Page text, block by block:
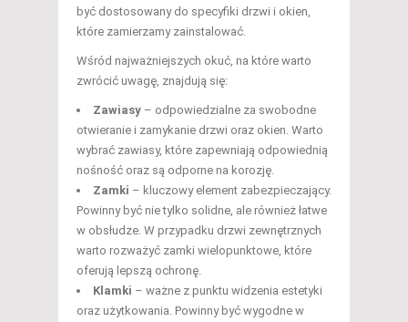
być dostosowany do specyfiki drzwi i okien,
które zamierzamy zainstalować.
Wśród najważniejszych okuć, na które warto
zwrócić uwagę, znajdują się:
Zawiasy – odpowiedzialne za swobodne
otwieranie i zamykanie drzwi oraz okien. Warto
wybrać zawiasy, które zapewniają odpowiednią
nośność oraz są odporne na korozję.
Zamki – kluczowy element zabezpieczający.
Powinny być nie tylko solidne, ale również łatwe
w obsłudze. W przypadku drzwi zewnętrznych
warto rozważyć zamki wielopunktowe, które
oferują lepszą ochronę.
Klamki – ważne z punktu widzenia estetyki
oraz użytkowania. Powinny być wygodne w